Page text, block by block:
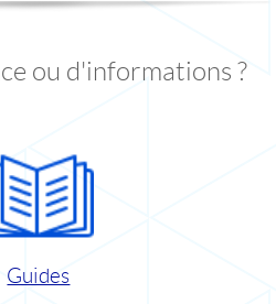
ou d'informations ?
Guides